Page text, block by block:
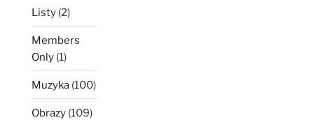
Listy (2)
Members
Only (1)
Muzyka (100)
Obrazy (109)